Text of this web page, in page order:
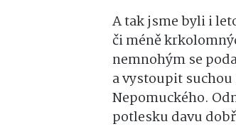
A tak jsme byli i
či méně
nemnohým se
a vystoupit
Nepomuckého.
potlesku davu